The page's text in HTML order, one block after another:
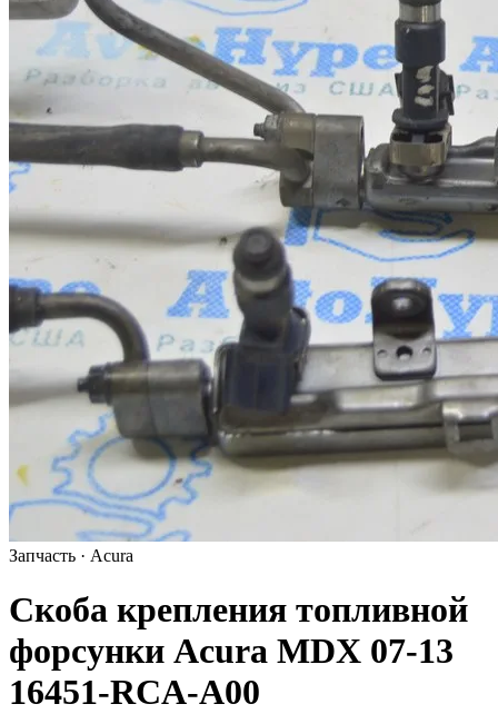
Запчасть · Acura
Скоба крепления топливной
форсунки Acura MDX 07-13
16451-RCA-A00